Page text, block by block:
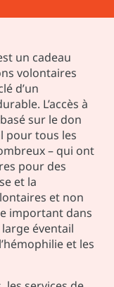
un cadeau
volontaires
d’un
L’accès à
sur le don
pour tous les
– qui ont
pour des
et la
et non
important dans
éventail
et les